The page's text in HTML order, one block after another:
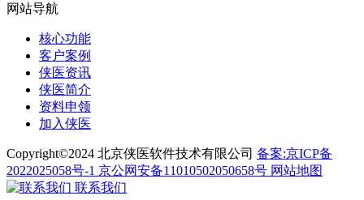
网站导航
核心功能
客户案例
侠医资讯
侠医简介
资料申领
加入侠医
Copyright©2024 北京侠医软件技术有限公司 备案:京ICP备
2022025058号-1 京公网安备11010502050658号 网站地图
联系我们